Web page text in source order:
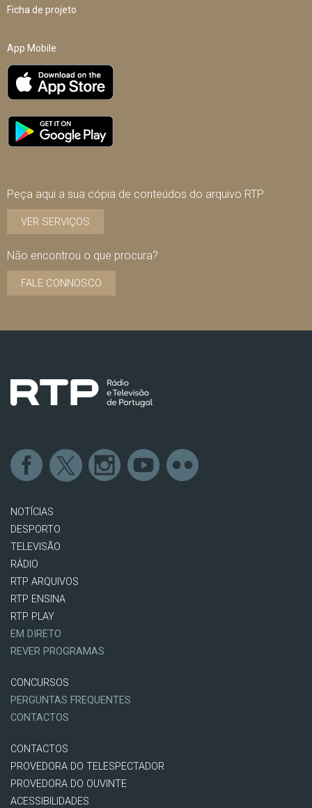
Ficha de projeto
App Mobile
Peça aqui a sua cópia de conteúdos do arquivo RTP
VER SERVIÇOS
Não encontrou o que procura?
FALE CONNOSCO
NOTÍCIAS
DESPORTO
TELEVISÃO
RÁDIO
RTP ARQUIVOS
RTP ENSINA
RTP PLAY
EM DIRETO
REVER PROGRAMAS
CONCURSOS
PERGUNTAS FREQUENTES
CONTACTOS
CONTACTOS
PROVEDORA DO TELESPECTADOR
PROVEDORA DO OUVINTE
ACESSIBILIDADES